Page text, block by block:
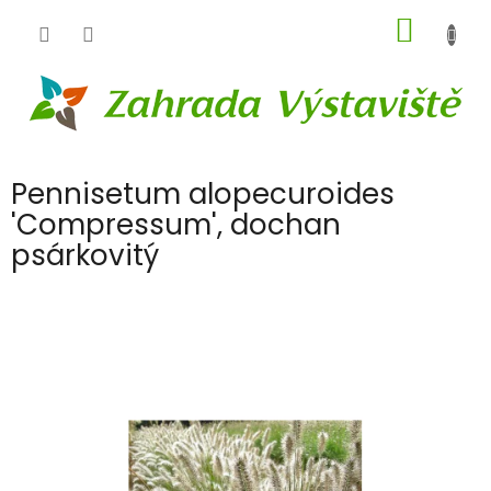
KOŠÍK
Pennisetum alopecuroides
'Compressum', dochan
psárkovitý